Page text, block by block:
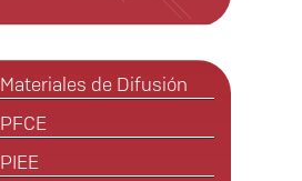
Materiales de Difusión
PFCE
PIEE